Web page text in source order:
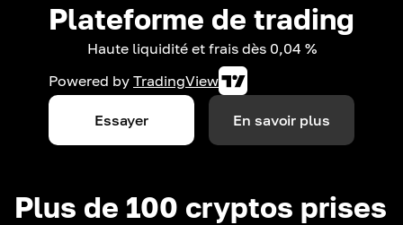
Plateforme de trading
Haute liquidité et frais dès 0,04 %
Powered by TradingView
Essayer En savoir plus
Plus de 100 cryptos prises